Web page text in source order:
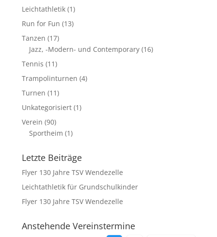
Leichtathletik(1)
Run for Fun (13)
Tanzen (17)
Jazz, -Modern- und Contemporary(16)
Tennis (11)
Trampolinturnen (4)
Turnen (11)
Unkategorisiert(1)
Verein (90)
Sportheim (1)
Letzte Beiträge
Flyer 130 Jahre TSV Wendezelle
Leichtathletik für Grundschulkinder
Flyer 130 Jahre TSV Wendezelle
Anstehende Vereinstermine